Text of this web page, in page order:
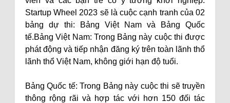
Startup Wheel 2023 sẽ là cuộc cạnh tranh của 02
bảng dự thi: Bảng Việt Nam và Bảng Quốc
tế.Bảng Việt Nam: Trong Bảng này cuộc thi được
phát động và tiếp nhận đăng ký trên toàn lãnh thổ
lãnh thổ Việt Nam, không giới hạn độ tuổi.
Bảng Quốc tế: Trong Bảng này cuộc thi sẽ truyền
thông rộng rãi và hợp tác với hơn 150 đối tác